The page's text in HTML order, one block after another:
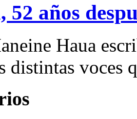
52 años
Haua
distintas voces